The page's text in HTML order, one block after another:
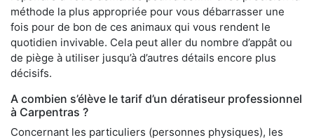
méthode la plus appropriée pour vous débarrasser une
fois pour de bon de ces animaux qui vous rendent le
quotidien invivable. Cela peut aller du nombre d’appât ou
de piège à utiliser jusqu’à d’autres détails encore plus
décisifs.
A combien s’élève le tarif d’un dératiseur professionnel
à Carpentras ?
Concernant les particuliers (personnes physiques), les